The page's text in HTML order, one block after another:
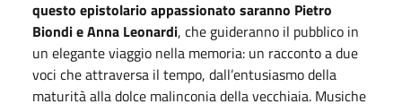
questo epistolario appassionato saranno Pietro
Biondi e Anna Leonardi, che guideranno il pubblico in
un elegante viaggio nella memoria: un racconto a due
voci che attraversa il tempo, dall’entusiasmo della
maturità alla dolce malinconia della vecchiaia. Musiche